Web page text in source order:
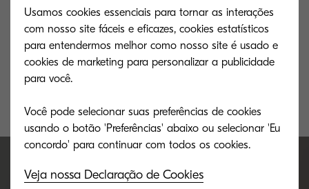
Obtenha ideias novas e adequadas sobre
como ajudar sua empresa a alcançar o
sucesso empregando a experiência da
Informações
perto
práticas de
Usamos cookies essenciais para tornar as interações
com nosso site fáceis e eficazes, cookies estatísticos
para entendermos melhor como nosso site é usado e
cookies de marketing para personalizar a publicidade
para você.
Você pode selecionar suas preferências de cookies
usando o botão 'Preferências' abaixo ou selecionar 'Eu
Veja nossa Declaração de Cookies